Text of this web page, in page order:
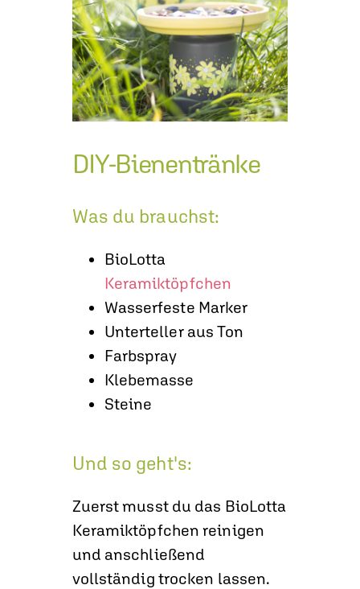
DIY-Bienentränke
Was du brauchst:
BioLotta
Keramiktöpfchen
Wasserfeste Marker
Unterteller aus Ton
Farbspray
Klebemasse
Steine
Und so geht's:
Zuerst musst du das BioLotta
Keramiktöpfchen reinigen
und anschließend
vollständig trocken lassen.